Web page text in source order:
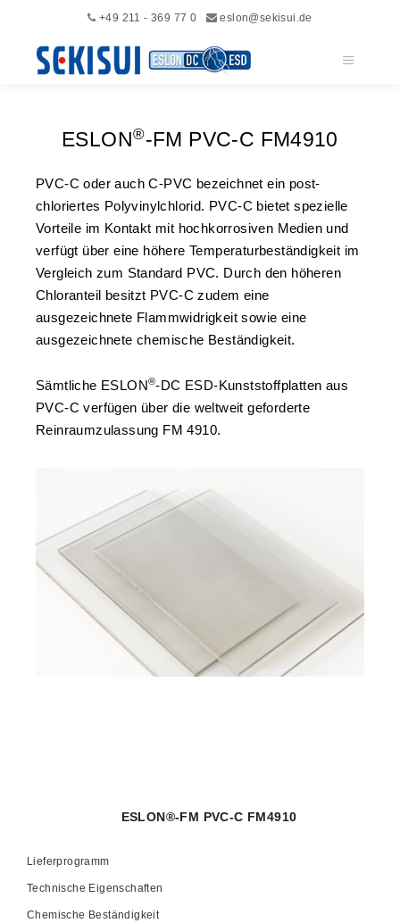
+49 211 - 369 77 0 eslon@sekisui.de
ESLON®-FM PVC-C FM4910
PVC-C oder auch C-PVC bezeichnet ein post-
chloriertes Polyvinylchlorid. PVC-C bietet spezielle
Vorteile im Kontakt mit hochkorrosiven Medien und
verfügt über eine höhere Temperaturbeständigkeit im
Vergleich zum Standard PVC. Durch den höheren
Chloranteil besitzt PVC-C zudem eine
ausgezeichnete Flammwidrigkeit sowie eine
ausgezeichnete chemische Beständigkeit.
Sämtliche ESLON®-DC ESD-Kunststoffplatten aus
PVC-C verfügen über die weltweit geforderte
Reinraumzulassung FM 4910.
ESLON®-FM PVC-C FM4910
Lieferprogramm
Technische Eigenschaften
Chemische Beständigkeit